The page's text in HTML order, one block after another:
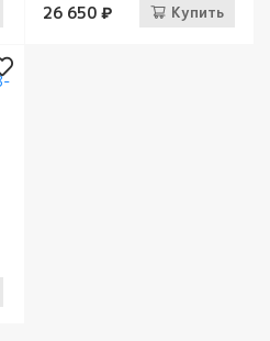
26 650 ₽ Купить